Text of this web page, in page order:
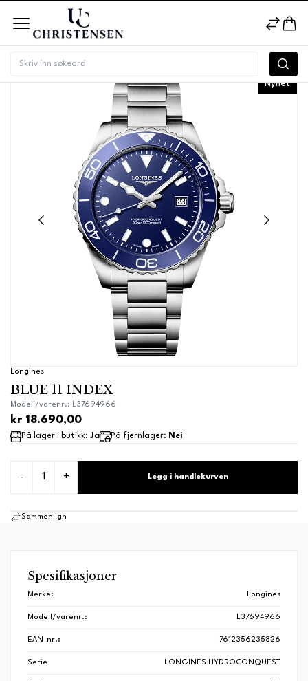
Nyhet
Longines
BLUE 11 INDEX
Modell/varenr.: L37694966
kr 18.690,00
På lager i butikk: Ja På fjernlager: Nei
- + Legg i handlekurven
Sammenlign
Spesifikasjoner
Merke: Longines
Modell/varenr.: L37694966
EAN-nr.: 7612356235826
Serie LONGINES HYDROCONQUEST